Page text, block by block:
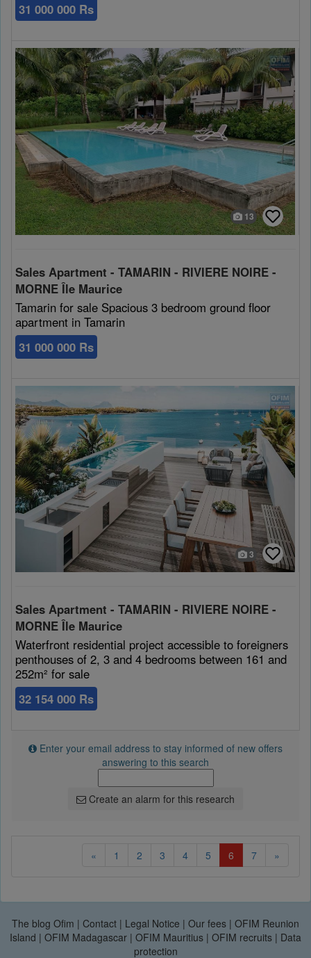
31 000 000 Rs
13
Sales Apartment - TAMARIN - RIVIERE NOIRE -
MORNE Île Maurice
Tamarin for sale Spacious 3 bedroom ground floor
apartment in Tamarin
31 000 000 Rs
3
Sales Apartment - TAMARIN - RIVIERE NOIRE -
MORNE Île Maurice
Waterfront residential project accessible to foreigners
penthouses of 2, 3 and 4 bedrooms between 161 and
252m² for sale
32 154 000 Rs
Enter your email address to stay informed of new offers
answering to this search
Create an alarm for this research
« 1 2 3 4 5 6 (current)
7 »
The blog Ofim | Contact | Legal Notice | Our fees | OFIM Reunion
Island | OFIM Madagascar | OFIM Mauritius | OFIM recruits | Data
protection